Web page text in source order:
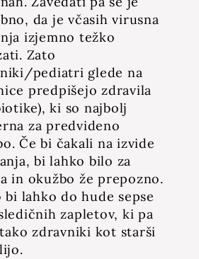
da je včasih virusna
izjemno težko
Zato
pediatri glede na
predpišejo zdravila
ki so najbolj
za predvideno
Če bi čakali na izvide
bi lahko bilo za
in okužbo že prepozno.
bi lahko do hude sepse
zapletov, ki pa
zdravniki kot starši